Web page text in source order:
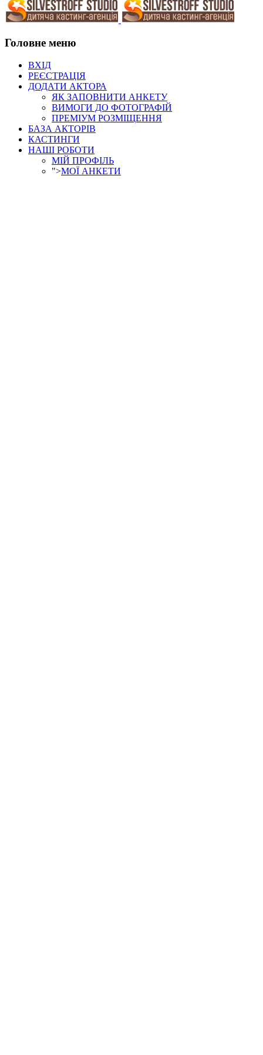
Головне меню
ВХІД
РЕЄСТРАЦІЯ
ДОДАТИ АКТОРА
ЯК ЗАПОВНИТИ АНКЕТУ
ВИМОГИ ДО ФОТОГРАФІЙ
ПРЕМІУМ РОЗМІЩЕННЯ
БАЗА АКТОРІВ
КАСТИНГИ
НАШІ РОБОТИ
МІЙ ПРОФІЛЬ
">МОЇ АНКЕТИ